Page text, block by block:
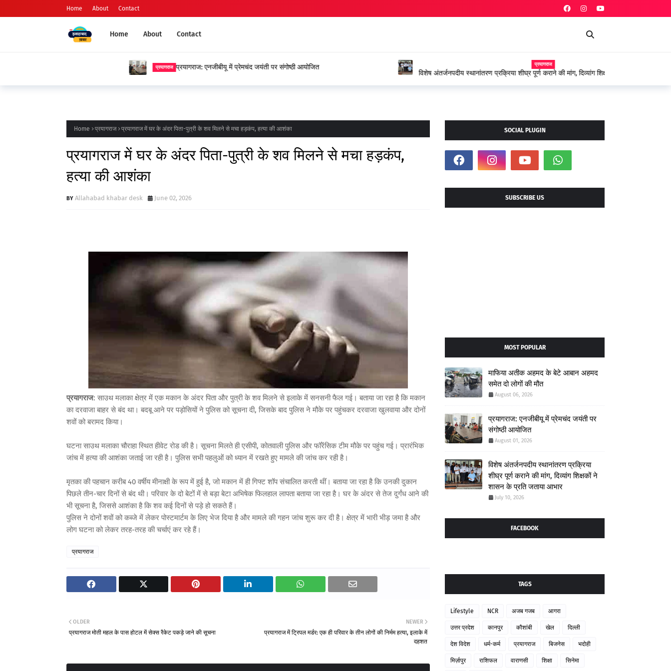
Home About Contact
Home About Contact
प्रयागराज: एनजीबीयू में प्रेमचंद जयंती पर संगोष्ठी आयोजित
विशेष अंतर्जनपदीय स्थानांतरण प्रक्रिया शीघ्र पूर्ण कराने की मांग, दिव्यांग शिक्षकों ने शासन के प्रति
Home प्रयागराज प्रयागराज में घर के अंदर पिता-पुत्री के शव मिलने से मचा हड़कंप, हत्या की आशंका
प्रयागराज में घर के अंदर पिता-पुत्री के शव मिलने से मचा हड़कंप,
हत्या की आशंका
Allahabad khabar desk June 02, 2026
प्रयागराज: साउथ मलाका क्षेत्र में एक मकान के अंदर पिता और पुत्री के शव मिलने से इलाके में सनसनी फैल गई। बताया जा रहा है कि मकान
का दरवाजा बाहर से बंद था। बदबू आने पर पड़ोसियों ने पुलिस को सूचना दी, जिसके बाद पुलिस ने मौके पर पहुंचकर दरवाजा खुलवाया और दोनों
शवों को बरामद किया।
घटना साउथ मलाका चौराहा स्थित हीवेट रोड की है। सूचना मिलते ही एसीपी, कोतवाली पुलिस और फॉरेंसिक टीम मौके पर पहुंच गई। प्रारंभिक
जांच में हत्या की आशंका जताई जा रही है। पुलिस सभी पहलुओं को ध्यान में रखते हुए मामले की जांच कर रही है।
मृतका की पहचान करीब 40 वर्षीय मीनाक्षी के रूप में हुई है, जो मकान में ही गिफ्ट शॉप संचालित करती थीं। बताया जा रहा है कि उनकी दुकान
पिछले तीन-चार दिनों से बंद थी। परिवार के दो बेटों में से बड़ा बेटा अभिषेक फिलहाल लापता बताया जा रहा है। घर के अंदर से तेज दुर्गंध आने की
भी सूचना है, जिससे आशंका है कि शव कई दिनों से पड़े हो सकते हैं।
पुलिस ने दोनों शवों को कब्जे में लेकर पोस्टमार्टम के लिए भेज दिया है और मामले की गहन जांच शुरू कर दी है। क्षेत्र में भारी भीड़ जमा है और
लोग घटना को लेकर तरह-तरह की चर्चाएं कर रहे हैं।
प्रयागराज
NEWER
प्रयागराज में ट्रिपल मर्डर: एक ही परिवार के तीन लोगों की निर्मम हत्या, इलाके में
दहशत
OLDER
प्रयागराज मोती महल के पास होटल में सेक्स रैकेट पकड़े जाने की सूचना
SOCIAL PLUGIN
SUBSCRIBE US
MOST POPULAR
माफिया अतीक अहमद के बेटे आबान अहमद
समेत दो लोगों की मौत
August 06, 2026
प्रयागराज: एनजीबीयू में प्रेमचंद जयंती पर
संगोष्ठी आयोजित
August 01, 2026
विशेष अंतर्जनपदीय स्थानांतरण प्रक्रिया
शीघ्र पूर्ण कराने की मांग, दिव्यांग शिक्षकों ने
शासन के प्रति जताया आभार
July 10, 2026
FACEBOOK
TAGS
Lifestyle NCR अजब गजब आगरा
उत्तर प्रदेश कानपुर कौशांबी खेल दिल्ली
देश विदेश धर्म-कर्म प्रयागराज बिजनेस भदोही
मिर्ज़ापुर राशिफल वाराणसी शिक्षा सिनेमा